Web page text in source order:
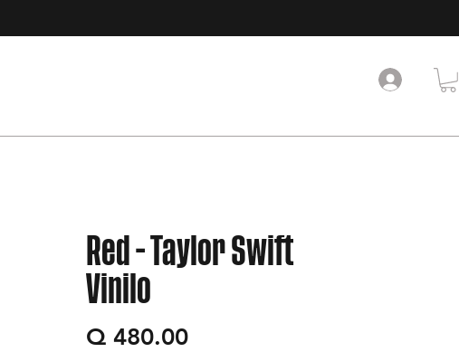
Red - Taylor Swift
Vinilo
Q 480.00Precio